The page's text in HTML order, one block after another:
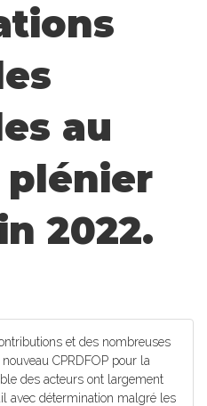
au
plénier
2022.
et des nombreuses
CPRDFOP pour la
des acteurs ont largement
avec détermination malgré les